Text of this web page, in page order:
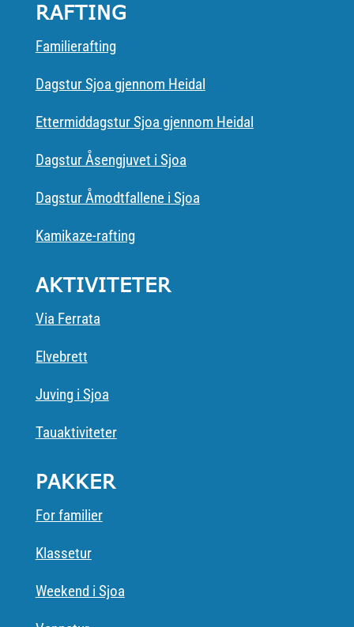
RAFTING
Familierafting
Dagstur Sjoa gjennom Heidal
Ettermiddagstur Sjoa gjennom Heidal
Dagstur Åsengjuvet i Sjoa
Dagstur Åmodtfallene i Sjoa
Kamikaze-rafting
AKTIVITETER
Via Ferrata
Elvebrett
Juving i Sjoa
Tauaktiviteter
PAKKER
For familier
Klassetur
Weekend i Sjoa